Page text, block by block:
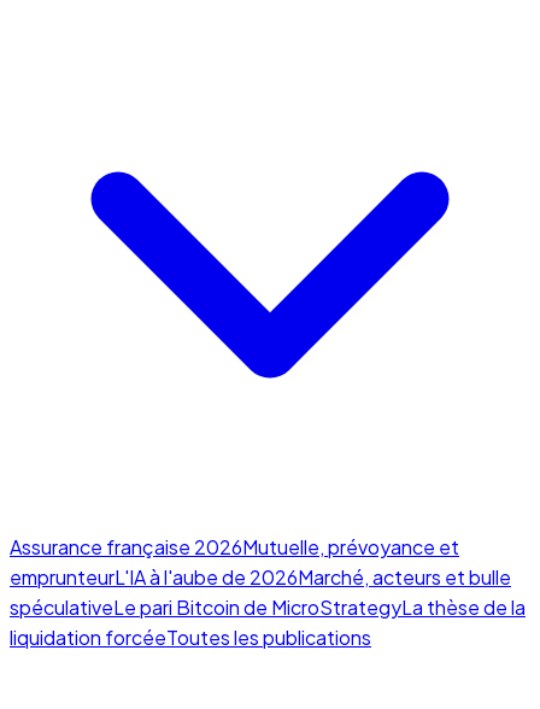
Assurance française 2026Mutuelle, prévoyance et
emprunteurL'IA à l'aube de 2026Marché, acteurs et bulle
spéculativeLe pari Bitcoin de MicroStrategyLa thèse de la
liquidation forcéeToutes les publications